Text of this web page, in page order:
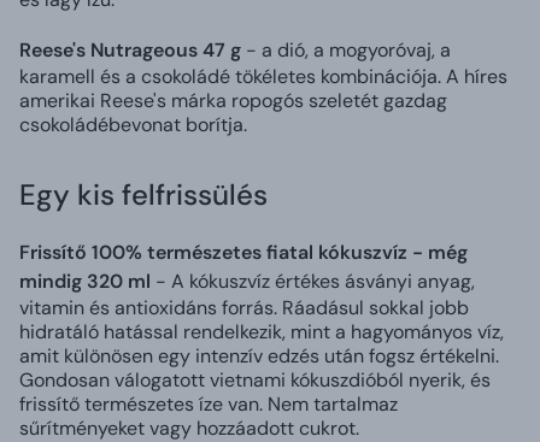
Reese's Nutrageous 47 g - a dió, a mogyoróvaj, a
karamell és a csokoládé tökéletes kombinációja. A híres
amerikai Reese's márka ropogós szeletét gazdag
csokoládébevonat borítja.
Egy kis felfrissülés
Frissítő 100% természetes fiatal kókuszvíz - még
mindig 320 ml - A kókuszvíz értékes ásványi anyag,
vitamin és antioxidáns forrás. Ráadásul sokkal jobb
hidratáló hatással rendelkezik, mint a hagyományos víz,
amit különösen egy intenzív edzés után fogsz értékelni.
Gondosan válogatott vietnami kókuszdióból nyerik, és
frissítő természetes íze van. Nem tartalmaz
sűrítményeket vagy hozzáadott cukrot.